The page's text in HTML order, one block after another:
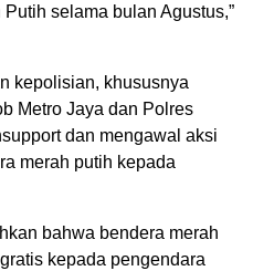
selama bulan Agustus,”
kepolisian, khususnya
Metro Jaya dan Polres
dan mengawal aksi
merah putih kepada
bahwa bendera merah
kepada pengendara